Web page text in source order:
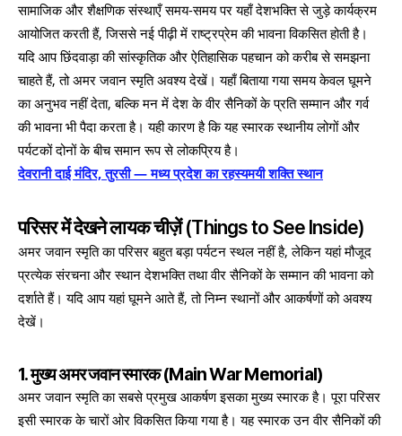
सामाजिक और शैक्षणिक संस्थाएँ समय-समय पर यहाँ देशभक्ति से जुड़े कार्यक्रम
आयोजित करती हैं, जिससे नई पीढ़ी में राष्ट्रप्रेम की भावना विकसित होती है।
यदि आप छिंदवाड़ा की सांस्कृतिक और ऐतिहासिक पहचान को करीब से समझना
चाहते हैं, तो अमर जवान स्मृति अवश्य देखें। यहाँ बिताया गया समय केवल घूमने
का अनुभव नहीं देता, बल्कि मन में देश के वीर सैनिकों के प्रति सम्मान और गर्व
की भावना भी पैदा करता है। यही कारण है कि यह स्मारक स्थानीय लोगों और
पर्यटकों दोनों के बीच समान रूप से लोकप्रिय है।
देवरानी दाई मंदिर, तुरसी — मध्य प्रदेश का रहस्यमयी शक्ति स्थान
परिसर में देखने लायक चीज़ें (Things to See Inside)
अमर जवान स्मृति का परिसर बहुत बड़ा पर्यटन स्थल नहीं है, लेकिन यहां मौजूद
प्रत्येक संरचना और स्थान देशभक्ति तथा वीर सैनिकों के सम्मान की भावना को
दर्शाते हैं। यदि आप यहां घूमने आते हैं, तो निम्न स्थानों और आकर्षणों को अवश्य
देखें।
1. मुख्य अमर जवान स्मारक (Main War Memorial)
अमर जवान स्मृति का सबसे प्रमुख आकर्षण इसका मुख्य स्मारक है। पूरा परिसर
इसी स्मारक के चारों ओर विकसित किया गया है। यह स्मारक उन वीर सैनिकों की